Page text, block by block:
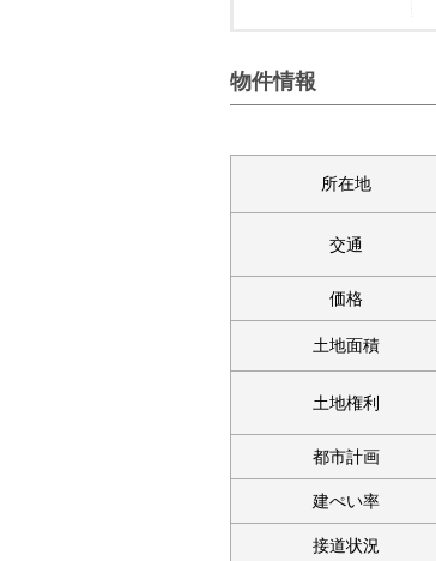
物件情報
所在地
交通
価格
土地面積
土地権利
都市計画
建ぺい率
接道状況